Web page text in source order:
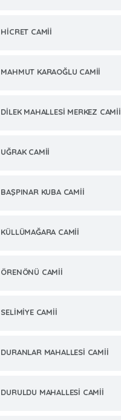
HİCRET CAMİİ
MAHMUT KARAOĞLU CAMİİ
DİLEK MAHALLESİ MERKEZ CAMİİ
UĞRAK CAMİİ
BAŞPINAR KUBA CAMİİ
KÜLLÜMAĞARA CAMİİ
ÖRENÖNÜ CAMİİ
SELİMİYE CAMİİ
DURANLAR MAHALLESİ CAMİİ
DURULDU MAHALLESİ CAMİİ